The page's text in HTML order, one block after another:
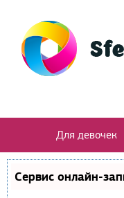
Для девочек
Сервис онлайн-